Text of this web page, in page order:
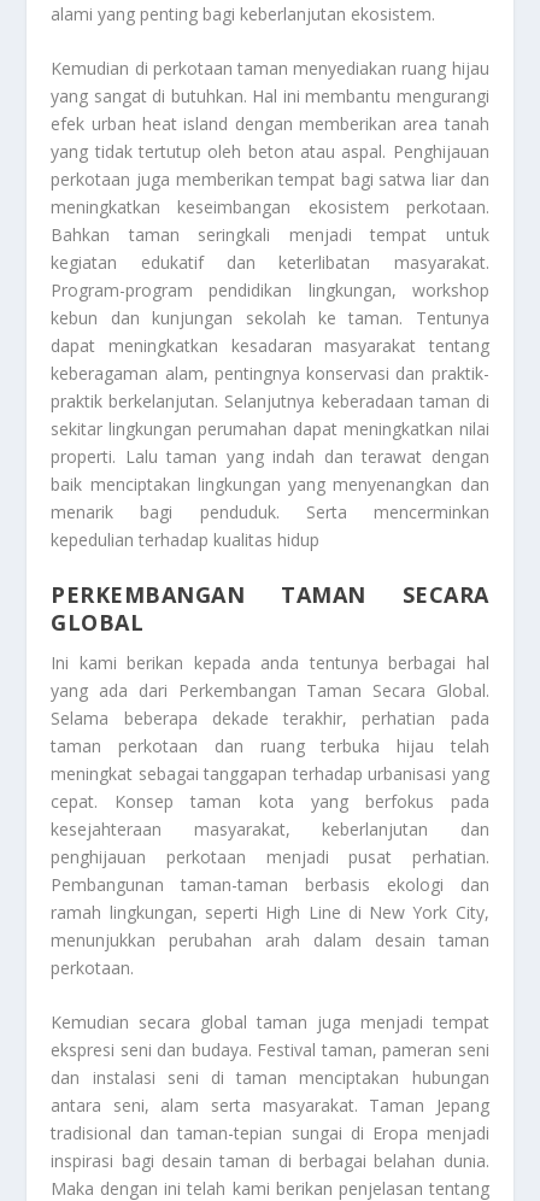
alami yang penting bagi keberlanjutan ekosistem.
Kemudian di perkotaan taman menyediakan ruang hijau
yang sangat di butuhkan. Hal ini membantu mengurangi
efek urban heat island dengan memberikan area tanah
yang tidak tertutup oleh beton atau aspal. Penghijauan
perkotaan juga memberikan tempat bagi satwa liar dan
meningkatkan keseimbangan ekosistem perkotaan.
Bahkan taman seringkali menjadi tempat untuk
kegiatan edukatif dan keterlibatan masyarakat.
Program-program pendidikan lingkungan, workshop
kebun dan kunjungan sekolah ke taman. Tentunya
dapat meningkatkan kesadaran masyarakat tentang
keberagaman alam, pentingnya konservasi dan praktik-
praktik berkelanjutan. Selanjutnya keberadaan taman di
sekitar lingkungan perumahan dapat meningkatkan nilai
properti. Lalu taman yang indah dan terawat dengan
baik menciptakan lingkungan yang menyenangkan dan
menarik bagi penduduk. Serta mencerminkan
kepedulian terhadap kualitas hidup
PERKEMBANGAN TAMAN SECARA
GLOBAL
Ini kami berikan kepada anda tentunya berbagai hal
yang ada dari
Perkembangan Taman Secara Global.
Selama beberapa dekade terakhir, perhatian pada
taman perkotaan dan ruang terbuka hijau telah
meningkat sebagai tanggapan terhadap urbanisasi yang
cepat. Konsep taman kota yang berfokus pada
kesejahteraan masyarakat, keberlanjutan dan
penghijauan perkotaan menjadi pusat perhatian.
Pembangunan taman-taman berbasis ekologi dan
ramah lingkungan, seperti High Line di New York City,
menunjukkan perubahan arah dalam desain taman
perkotaan.
Kemudian secara global taman juga menjadi tempat
ekspresi seni dan budaya. Festival taman, pameran seni
dan instalasi seni di taman menciptakan hubungan
antara seni, alam serta masyarakat. Taman Jepang
tradisional dan taman-tepian sungai di Eropa menjadi
inspirasi bagi desain taman di berbagai belahan dunia.
Maka dengan ini telah kami berikan penjelasan tentang